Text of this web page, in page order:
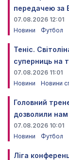
передачею за
07.08.2026 12:01
Новини
Футбол
Теніс.
суперниць на
07.08.2026 11:01
Новини
Новини
Головний
дозволили нам
07.08.2026 10:01
Новини
Футбол
Ліга